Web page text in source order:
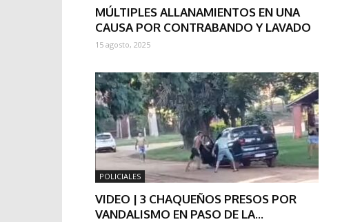
MÚLTIPLES ALLANAMIENTOS EN UNA
CAUSA POR CONTRABANDO Y LAVADO
15 agosto, 2025
POLICIALES
VIDEO | 3 CHAQUEÑOS PRESOS POR
VANDALISMO EN PASO DE LA...